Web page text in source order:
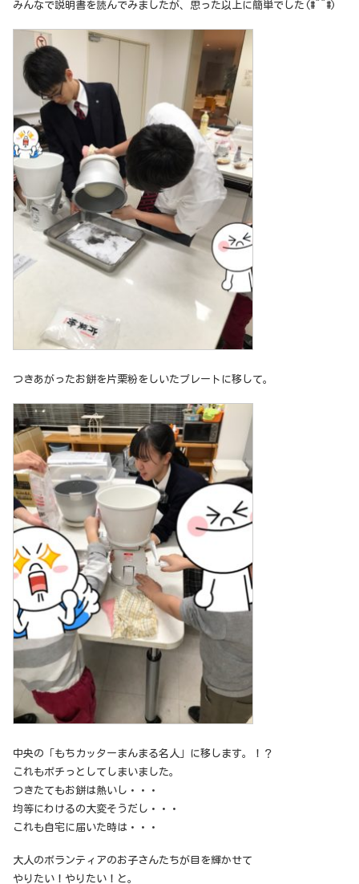
みんなで説明書を読んでみましたが、思った以上に簡単でした(#^^#)
つきあがったお餅を片栗粉をしいたプレートに移して。
中央の「もちカッターまんまる名人」に移します。！？
これもポチっとしてしまいました。
つきたてもお餅は熱いし・・・
均等にわけるの大変そうだし・・・
これも自宅に届いた時は・・・
大人のボランティアのお子さんたちが目を輝かせて
やりたい！やりたい！と。